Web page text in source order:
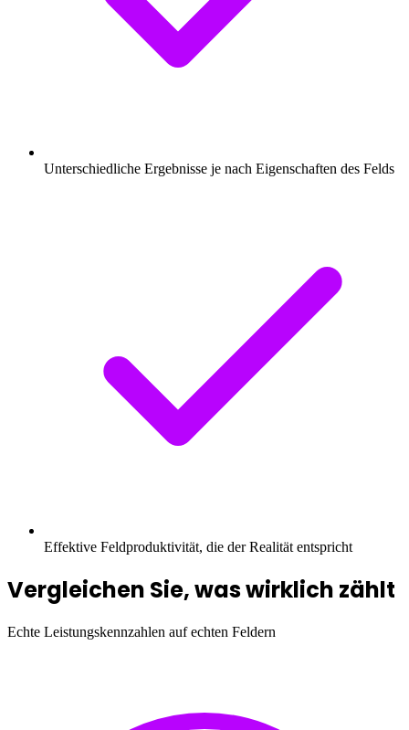
Unterschiedliche Ergebnisse je nach Eigenschaften des Felds
Effektive Feldproduktivität, die der Realität entspricht
Vergleichen Sie, was wirklich zählt
Echte Leistungskennzahlen auf echten Feldern